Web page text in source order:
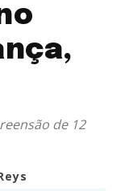
de 12